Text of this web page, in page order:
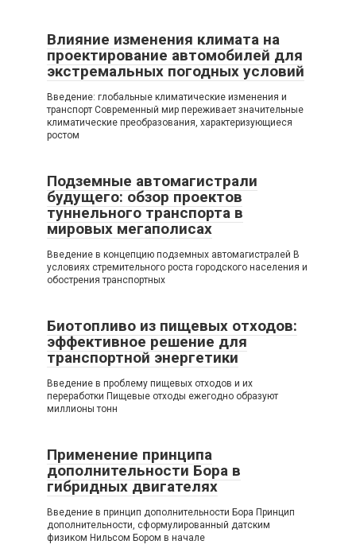
Влияние изменения климата на
проектирование автомобилей для
экстремальных погодных условий
Введение: глобальные климатические изменения и
транспорт Современный мир переживает значительные
климатические преобразования, характеризующиеся
ростом
Подземные автомагистрали
будущего: обзор проектов
туннельного транспорта в
мировых мегаполисах
Введение в концепцию подземных автомагистралей В
условиях стремительного роста городского населения и
обострения транспортных
Биотопливо из пищевых отходов:
эффективное решение для
транспортной энергетики
Введение в проблему пищевых отходов и их
переработки Пищевые отходы ежегодно образуют
миллионы тонн
Применение принципа
дополнительности Бора в
гибридных двигателях
Введение в принцип дополнительности Бора Принцип
дополнительности, сформулированный датским
физиком Нильсом Бором в начале